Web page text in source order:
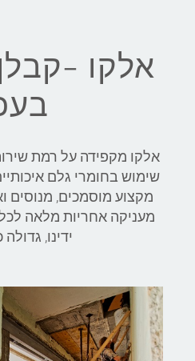
אלקו -
אלקו מקפידה על רמת
שימוש בחומרי גלם
מקצוע מוסמכים, מנוסים
מעניקה אחריות מלאה
ידינו,